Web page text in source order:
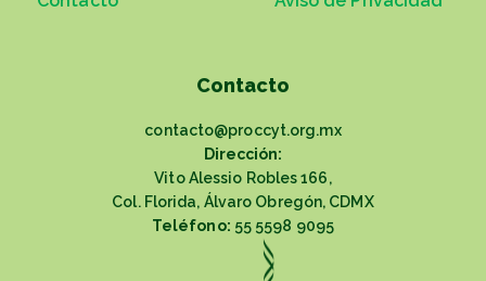
Contacto
contacto@proccyt.org.mx
Dirección:
Vito Alessio Robles 166,
Col. Florida, Álvaro Obregón, CDMX
Teléfono: 55 5598 9095